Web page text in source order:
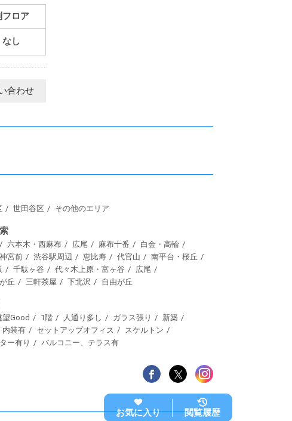
フロア
なし
合わせ
世田谷区 その他のエリア
六本木・西麻布 広尾 麻布十番
白金・高輪
宮前 渋谷駅周辺 恵比寿 代官山
南平台・桜丘
千駄ヶ谷 代々木上原・富ヶ谷
広尾
丘 三軒茶屋 下北沢 自由が丘
望Good 1階 人通り多し ガラス張り
新築
内装有 セットアップオフィス
スケルトン
ー有り バルコニー、テラス有
お気に入り 閲覧履歴